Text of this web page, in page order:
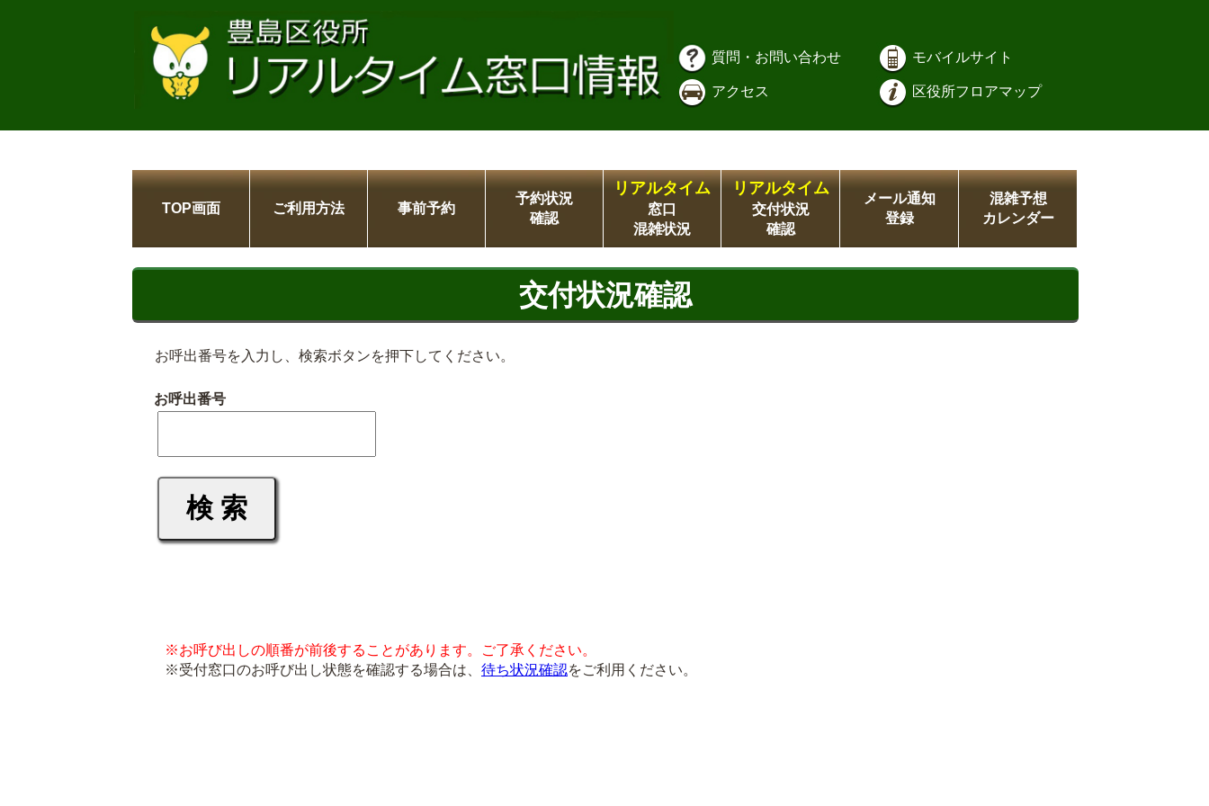
質問・お問い合わせ モバイルサイト
アクセス 区役所フロアマップ
TOP画面 ご利用方法 事前予約
予約状況
確認
リアルタイム
窓口
混雑状況
リアルタイム
交付状況
確認
メール通知
登録
混雑予想
カレンダー
交付状況確認
お呼出番号を入力し、検索ボタンを押下してください。
お呼出番号
※お呼び出しの順番が前後することがあります。ご了承ください。
※受付窓口のお呼び出し状態を確認する場合は、 待ち状況確認をご利用ください。